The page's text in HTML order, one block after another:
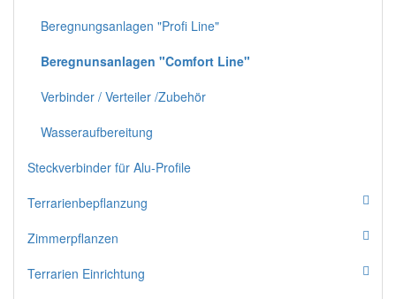
Beregnungsanlagen "Profi Line"
Beregnunsanlagen "Comfort Line"
Verbinder / Verteiler /Zubehör
Wasseraufbereitung
Steckverbinder für Alu-Profile
Terrarienbepflanzung
Zimmerpflanzen
Terrarien Einrichtung